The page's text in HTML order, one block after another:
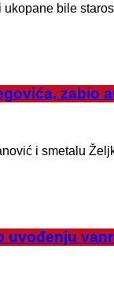
bile
zabio
i smetalu
uvođenju